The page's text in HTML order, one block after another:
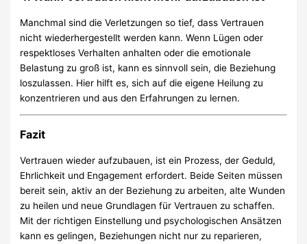
Manchmal sind die Verletzungen so tief, dass Vertrauen
nicht wiederhergestellt werden kann. Wenn Lügen oder
respektloses Verhalten anhalten oder die emotionale
Belastung zu groß ist, kann es sinnvoll sein, die Beziehung
loszulassen. Hier hilft es, sich auf die eigene Heilung zu
konzentrieren und aus den Erfahrungen zu lernen.
Fazit
Vertrauen wieder aufzubauen, ist ein Prozess, der Geduld,
Ehrlichkeit und Engagement erfordert. Beide Seiten müssen
bereit sein, aktiv an der Beziehung zu arbeiten, alte Wunden
zu heilen und neue Grundlagen für Vertrauen zu schaffen.
Mit der richtigen Einstellung und psychologischen Ansätzen
kann es gelingen, Beziehungen nicht nur zu reparieren,